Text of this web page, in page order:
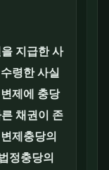
지급한 사
령한 사실
제에 충당
채권이 존
제충당의
정충당의